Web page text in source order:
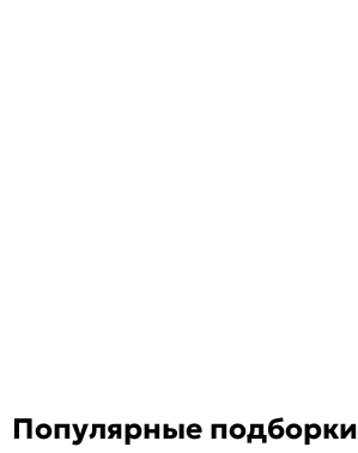
Популярные подборки